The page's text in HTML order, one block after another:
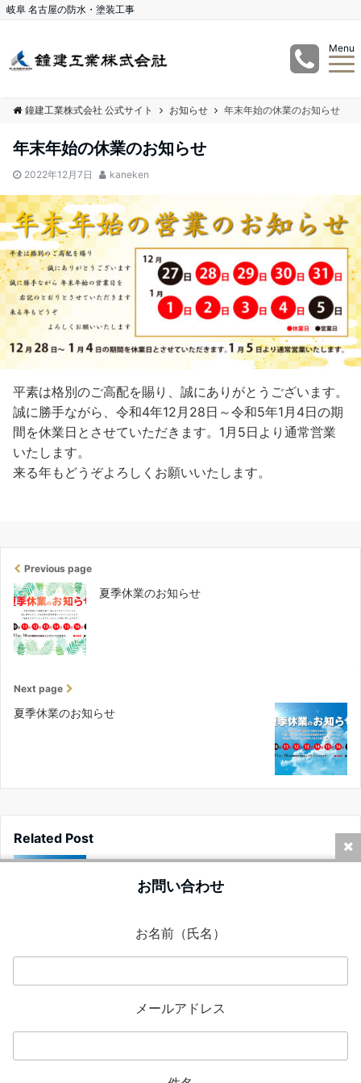
岐阜 名古屋の防水・塗装工事
Menu
鐘建工業株式会社 公式サイト お知らせ 年末年始の休業のお知らせ
年末年始の休業のお知らせ
2022年12月7日 kaneken
平素は格別のご高配を賜り、誠にありがとうございます。
誠に勝手ながら、令和4年12月28日～令和5年1月4日の期
間を休業日とさせていただきます。1月5日より通常営業
いたします。
来る年もどうぞよろしくお願いいたします。
Previous page
夏季休業のお知らせ
Next page
夏季休業のお知らせ
Related Post
2023年8月8日
夏季休業のお知らせ
年末年始の休業のお知らせ
2024年12月26日
年末年始の休業のお知らせ
お問い合わせ
お名前（氏名）
メールアドレス